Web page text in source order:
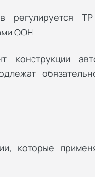
регулируется
ООН.
конструкции
которые